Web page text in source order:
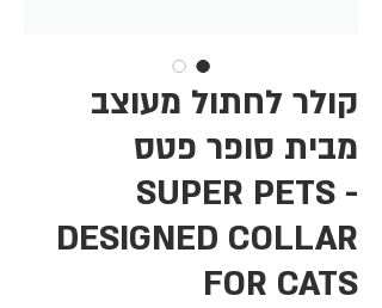
קולר לחתול מעוצב
מבית סופר פטס
SUPER PETS -
DESIGNED COLLAR
FOR CATS